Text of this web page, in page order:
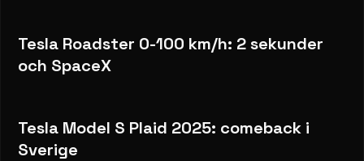
Tesla Roadster 0-100 km/h: 2 sekunder
och SpaceX
Tesla Model S Plaid 2025: comeback i
Sverige